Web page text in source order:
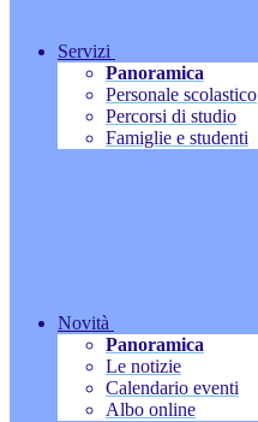
Servizi
Panoramica
Personale scolastico
Percorsi di studio
Famiglie e studenti
Novità
Panoramica
Le notizie
Calendario eventi
Albo online